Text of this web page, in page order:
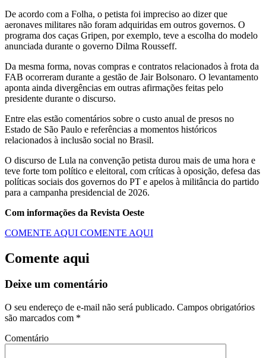
De acordo com a Folha, o petista foi impreciso ao dizer que
aeronaves militares não foram adquiridas em outros governos. O
programa dos caças Gripen, por exemplo, teve a escolha do modelo
anunciada durante o governo Dilma Rousseff.
Da mesma forma, novas compras e contratos relacionados à frota da
FAB ocorreram durante a gestão de Jair Bolsonaro. O levantamento
aponta ainda divergências em outras afirmações feitas pelo
presidente durante o discurso.
Entre elas estão comentários sobre o custo anual de presos no
Estado de São Paulo e referências a momentos históricos
relacionados à inclusão social no Brasil.
O discurso de Lula na convenção petista durou mais de uma hora e
teve forte tom político e eleitoral, com críticas à oposição, defesa das
políticas sociais dos governos do PT e apelos à militância do partido
para a campanha presidencial de 2026.
Com informações da Revista Oeste
COMENTE AQUI COMENTE AQUI
Comente aqui
Deixe um comentário
O seu endereço de e-mail não será publicado. Campos obrigatórios
são marcados com *
Comentário